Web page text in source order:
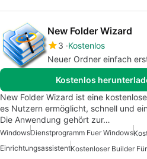
New Folder Wizard
3 Kostenlos
Neuer Ordner einfach
Kostenlos
New Folder Wizard ist eine
es Nutzern ermöglicht, schnell und
Die Anwendung gehört zur…
WindowsDienstprogramm Fuer Windows
EinrichtungsassistentKostenloser Builder